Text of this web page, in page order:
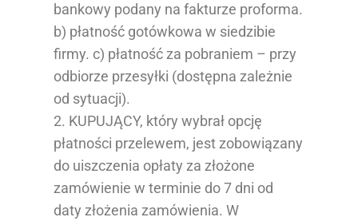
bankowy podany na fakturze proforma.
b) płatność gotówkowa w siedzibie
firmy. c) płatność za pobraniem – przy
odbiorze przesyłki (dostępna zależnie
od sytuacji).
2. KUPUJĄCY, który wybrał opcję
płatności przelewem, jest zobowiązany
do uiszczenia opłaty za złożone
zamówienie w terminie do 7 dni od
daty złożenia zamówienia. W